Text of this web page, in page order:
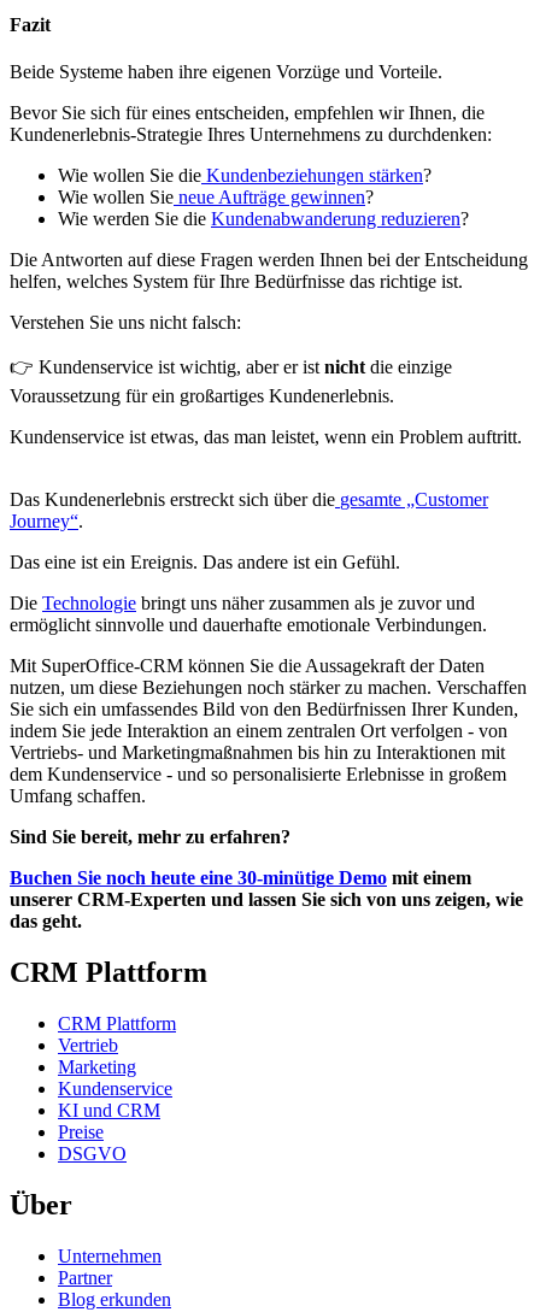
Fazit
Beide Systeme haben ihre eigenen Vorzüge und Vorteile.
Bevor Sie sich für eines entscheiden, empfehlen wir Ihnen, die
Kundenerlebnis-Strategie Ihres Unternehmens zu durchdenken:
Wie wollen Sie die Kundenbeziehungen stärken?
Wie wollen Sie neue Aufträge gewinnen?
Wie werden Sie die Kundenabwanderung reduzieren?
Die Antworten auf diese Fragen werden Ihnen bei der Entscheidung
helfen, welches System für Ihre Bedürfnisse das richtige ist.
Verstehen Sie uns nicht falsch:
👉 Kundenservice ist wichtig, aber er ist nicht die einzige
Voraussetzung für ein großartiges Kundenerlebnis.
Kundenservice ist etwas, das man leistet, wenn ein Problem auftritt.
Das Kundenerlebnis erstreckt sich über die gesamte „Customer
Journey“.
Das eine ist ein Ereignis. Das andere ist ein Gefühl.
Die Technologie bringt uns näher zusammen als je zuvor und
ermöglicht sinnvolle und dauerhafte emotionale Verbindungen.
Mit SuperOffice-CRM können Sie die Aussagekraft der Daten
nutzen, um diese Beziehungen noch stärker zu machen. Verschaffen
Sie sich ein umfassendes Bild von den Bedürfnissen Ihrer Kunden,
indem Sie jede Interaktion an einem zentralen Ort verfolgen - von
Vertriebs- und Marketingmaßnahmen bis hin zu Interaktionen mit
dem Kundenservice - und so personalisierte Erlebnisse in großem
Umfang schaffen.
Sind Sie bereit, mehr zu erfahren?
Buchen Sie noch heute eine 30-minütige Demo mit einem
unserer CRM-Experten und lassen Sie sich von uns zeigen, wie
das geht.
CRM Plattform
CRM Plattform
Vertrieb
Marketing
Kundenservice
KI und CRM
Preise
DSGVO
Über
Unternehmen
Partner
Blog erkunden